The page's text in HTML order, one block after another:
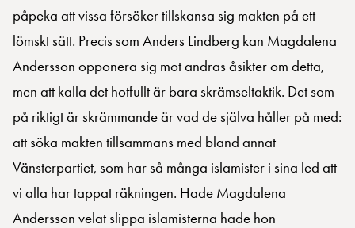
påpeka att vissa försöker tillskansa sig makten på ett
lömskt sätt. Precis som Anders Lindberg kan Magdalena
Andersson opponera sig mot andras åsikter om detta,
men att kalla det hotfullt är bara skrämseltaktik. Det som
på riktigt är skrämmande är vad de själva håller på med:
att söka makten tillsammans med bland annat
Vänsterpartiet, som har så många islamister i sina led att
vi alla har tappat räkningen. Hade Magdalena
Andersson velat slippa islamisterna hade hon